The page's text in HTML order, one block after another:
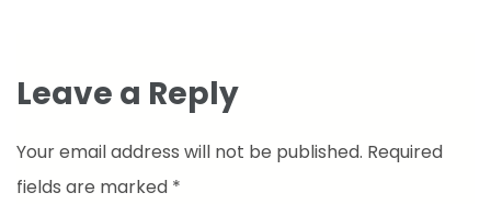
Leave a Reply
Your email address will not be published. Required
fields are marked *